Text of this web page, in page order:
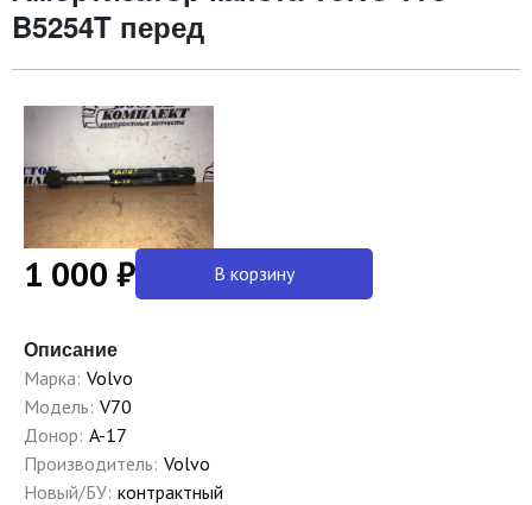
B5254T перед
1 000 ₽ В корзину
Описание
Марка: Volvo
Модель: V70
Донор: A-17
Производитель: Volvo
Новый/БУ: контрактный